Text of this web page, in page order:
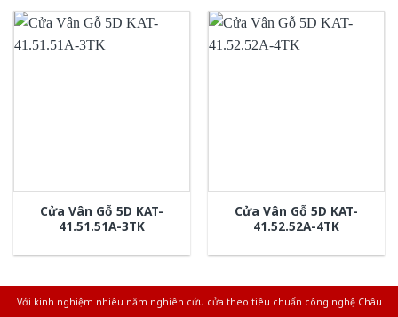
Cửa Vân Gỗ 5D KAT-
41.51.51A-3TK
Cửa Vân Gỗ 5D KAT-
41.52.52A-4TK
Với kinh nghiệm nhiêu năm nghiên cứu cửa theo tiêu chuẩn công nghệ Châu